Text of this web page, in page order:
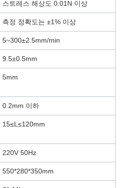
스트레스 해상도 0.01N 이상
측정 정확도는 ±1% 이상
5~300±2.5mm/min
9.5±0.5mm
5mm
0.2mm 이하
15≤L≤120mm
220V 50Hz
550*280*350mm